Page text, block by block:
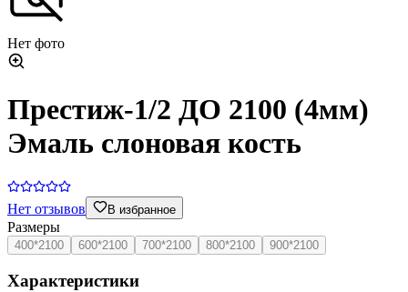
Нет фото
Престиж-1/2 ДО 2100 (4мм)
Эмаль слоновая кость
Нет отзывов В избранное
Размеры
400*2100 600*2100 700*2100 800*2100 900*2100
Характеристики